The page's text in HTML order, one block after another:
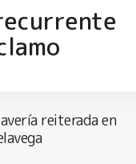
reiterada en